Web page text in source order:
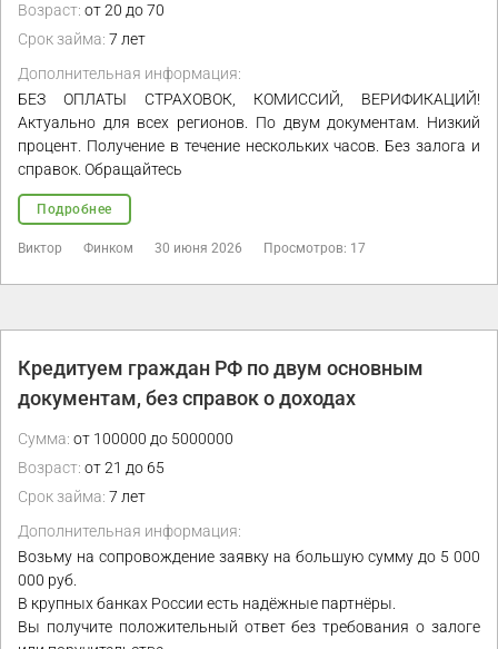
Возраст: от 20 до 70
Срок займа: 7 лет
Дополнительная информация:
БЕЗ ОПЛАТЫ СТРАХОВОК, КОМИССИЙ, ВЕРИФИКАЦИЙ!
Актуально для всех регионов. По двум документам. Низкий
процент. Получение в течение нескольких часов. Без залога и
справок. Обращайтесь
Подробнее
Виктор Финком 30 июня 2026 Просмотров: 17
Кредитуем граждан РФ по двум основным
документам, без справок о доходах
Сумма: от 100000 до 5000000
Возраст: от 21 до 65
Срок займа: 7 лет
Дополнительная информация:
Возьму на сопровождение заявку на большую сумму до 5 000
000 руб.
В крупных банках России есть надёжные партнёры.
Вы получите положительный ответ без требования о залоге